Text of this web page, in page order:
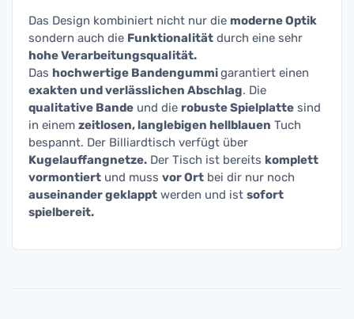
Das Design kombiniert nicht nur die moderne Optik
sondern auch die Funktionalität durch eine sehr
hohe Verarbeitungsqualität.
Das hochwertige Bandengummigarantiert einen
exakten und verlässlichen Abschlag. Die
qualitative Bande und die robuste Spielplatte sind
in einem zeitlosen, langlebigen hellblauen Tuch
bespannt. Der Billiardtisch verfügt über
Kugelauffangnetze. Der Tisch ist bereits komplett
vormontiert und muss vor Ort bei dir nur noch
auseinander geklappt werden und ist sofort
spielbereit.